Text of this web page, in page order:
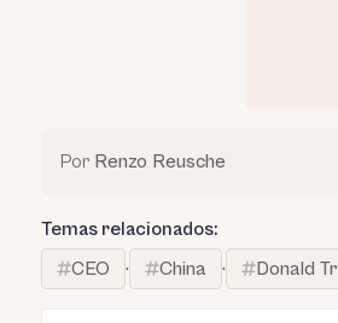
Por Renzo Reusche
Temas relacionados:
CEO
· China · Donald